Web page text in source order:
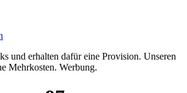
und erhalten dafür eine Provision. Unseren
Mehrkosten. Werbung.